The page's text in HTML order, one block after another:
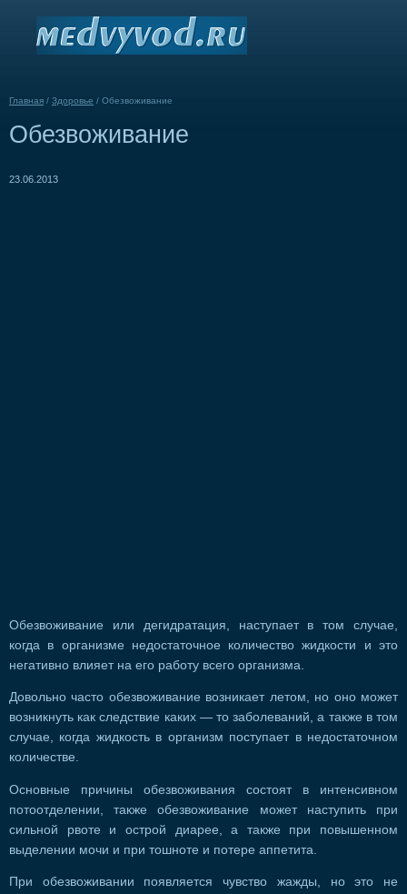
Главная / Здоровье / Обезвоживание
Обезвоживание
23.06.2013
Обезвоживание или дегидратация, наступает в том случае,
когда в организме недостаточное количество жидкости и это
негативно влияет на его работу всего организма.
Довольно часто обезвоживание возникает летом, но оно может
возникнуть как следствие каких — то заболеваний, а также в том
случае, когда жидкость в организм поступает в недостаточном
количестве.
Основные причины обезвоживания состоят в интенсивном
потоотделении, также обезвоживание может наступить при
сильной рвоте и острой диарее, а также при повышенном
выделении мочи и при тошноте и потере аппетита.
При обезвоживании появляется чувство жажды, но это не